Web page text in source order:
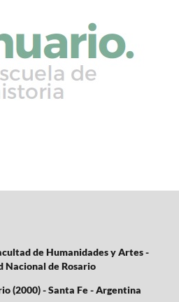
de Humanidades y Artes -
Nacional de Rosario
(2000) - Santa Fe - Argentina